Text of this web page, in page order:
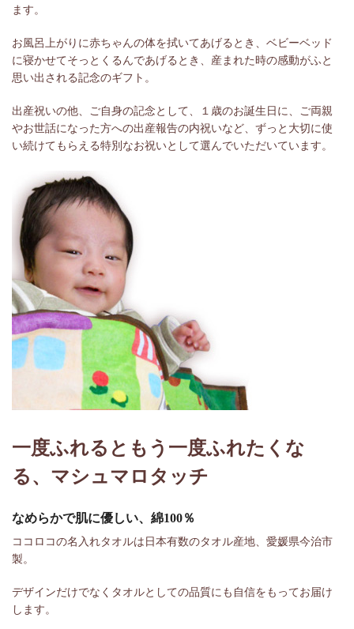
ます。
お風呂上がりに赤ちゃんの体を拭いてあげるとき、ベビーベッド
に寝かせてそっとくるんであげるとき、産まれた時の感動がふと
思い出される記念のギフト。
出産祝いの他、ご自身の記念として、１歳のお誕生日に、ご両親
やお世話になった方への出産報告の内祝いなど、ずっと大切に使
い続けてもらえる特別なお祝いとして選んでいただいています。
一度ふれるともう一度ふれたくな
る、マシュマロタッチ
なめらかで肌に優しい、綿100％
ココロコの名入れタオルは日本有数のタオル産地、愛媛県今治市
製。
デザインだけでなくタオルとしての品質にも自信をもってお届け
します。